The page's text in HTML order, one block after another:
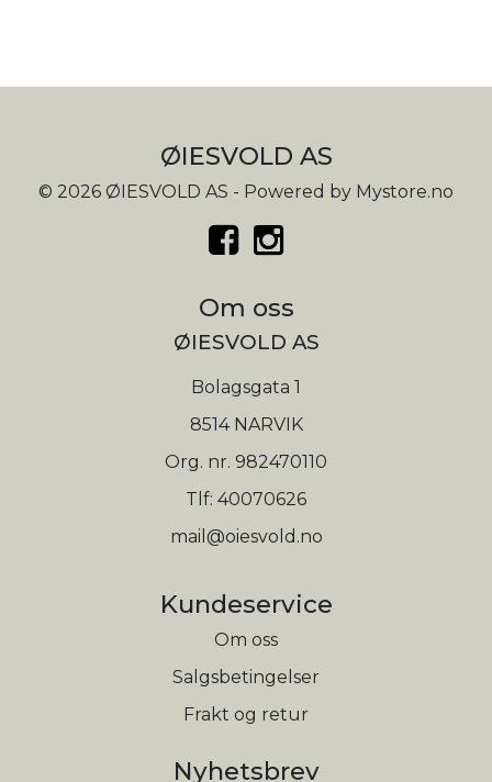
ØIESVOLD AS
© 2026 ØIESVOLD AS - Powered by Mystore.no
Om oss
ØIESVOLD AS
Bolagsgata 1
8514 NARVIK
Org. nr. 982470110
Tlf: 40070626
mail@oiesvold.no
Kundeservice
Om oss
Salgsbetingelser
Frakt og retur
Nyhetsbrev